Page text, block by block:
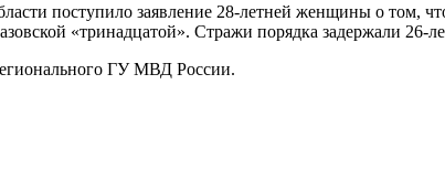
поступило заявление 28-летней женщины о том,
«тринадцатой». Стражи порядка задержали 26-
ГУ МВД России.